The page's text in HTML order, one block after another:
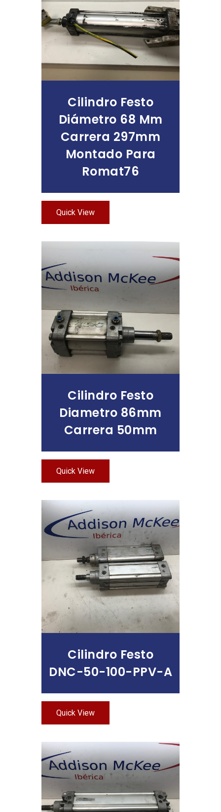
Leer Más
Cilindro Festo
Diámetro 68 Mm
Carrera 297mm
Montado Para
Romat76
Quick View
Cilindro Festo
Diametro 86mm
Carrera 50mm
Quick View
Leer Más
Cilindro Festo
DNC-50-100-PPV-A
Quick View
Leer Más